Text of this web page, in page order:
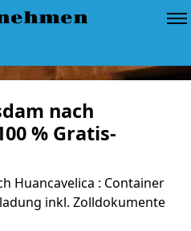
nach
% Gratis-
Huancavelica : Container
inkl. Zolldokumente